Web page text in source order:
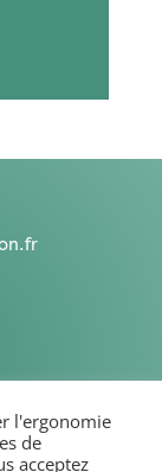
l'ergonomie
de
acceptez